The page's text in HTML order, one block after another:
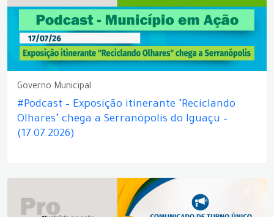
Governo Municipal
#Podcast – Exposição itinerante "Reciclando
Olhares" chega a Serranópolis do Iguaçu –
(17.07.2026)